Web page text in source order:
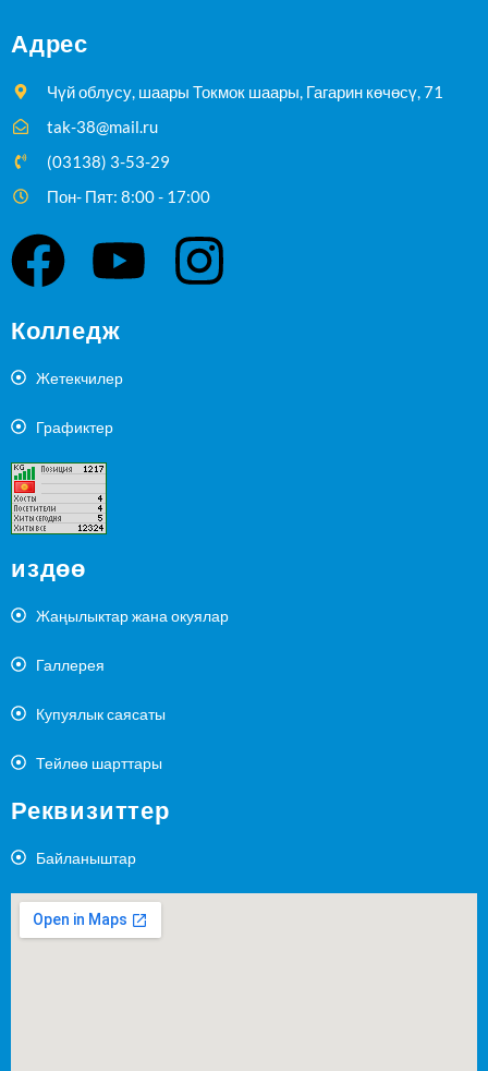
Адрес
Чүй облусу, шаары Токмок шаары, Гагарин көчөсү, 71
tak-38@mail.ru
(03138) 3-53-29
Пон- Пят: 8:00 - 17:00
Колледж
Жетекчилер
Графиктер
издөө
Жаңылыктар жана окуялар
Галлерея
Купуялык саясаты
Тейлөө шарттары
Реквизиттер
Байланыштар